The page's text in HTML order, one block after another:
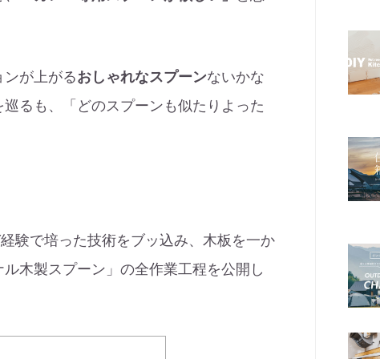
が上がるおしゃれなスプーンないかな
るも、「どのスプーンも似たりよった
験で培った技術をブッ込み、木板を一か
木製スプーン」の全作業工程を公開し